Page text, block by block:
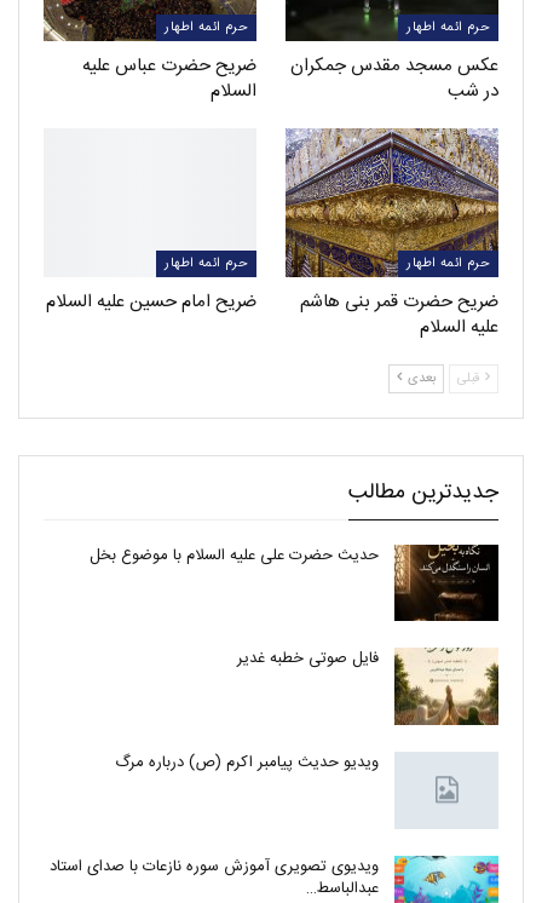
حرم ائمه اطهار
عکس مسجد مقدس جمکران
در شب
حرم ائمه اطهار
ضریح حضرت عباس علیه
السلام
حرم ائمه اطهار
ضریح حضرت قمر بنی هاشم
علیه السلام
حرم ائمه اطهار
ضریح امام حسین علیه السلام
قبلی بعدی
جدیدترین مطالب
حدیث حضرت علی علیه السلام با موضوع بخل
فایل صوتی خطبه غدیر
ویدیو حدیث پیامبر اکرم (ص) درباره مرگ
ویدیوی تصویری آموزش سوره نازعات با صدای استاد
عبدالباسط…